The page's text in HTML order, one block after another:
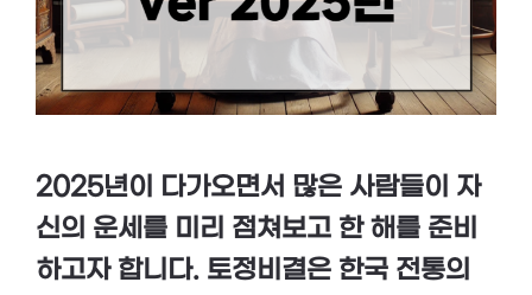
2025년이 다가오면서 많은 사람들이 자
신의 운세를 미리 점쳐보고 한 해를 준비
하고자 합니다. 토정비결은 한국 전통의